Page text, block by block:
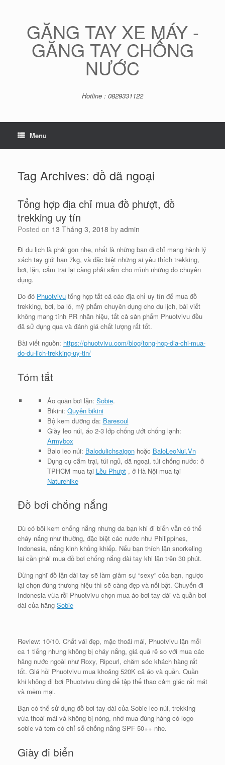
GĂNG TAY XE MÁY -
GĂNG TAY CHỐNG
NƯỚC
Hotline : 0829331122
Menu
Tag Archives: đồ dã ngoại
Tổng hợp địa chỉ mua đồ phượt, đồ
trekking uy tín
Posted on 13 Tháng 3, 2018 by admin
Đi du lịch là phải gọn nhẹ, nhất là những bạn đi chỉ mang hành lý
xách tay giới hạn 7kg, và đặc biệt những ai yêu thích trekking,
bơi, lặn, cắm trại lại càng phải sắm cho mình những đồ chuyên
dụng.
Do đó Phuotvivu tổng hợp tất cả các địa chỉ uy tín để mua đồ
trekking, bơi, ba lô, mỹ phẩm chuyên dụng cho du lịch, bài viết
không mang tính PR nhãn hiệu, tất cả sản phẩm Phuotvivu đều
đã sử dụng qua và đánh giá chất lượng rất tốt.
Bài viết nguồn: https://phuotvivu.com/blog/tong-hop-dia-chi-mua-
do-du-lich-trekking-uy-tin/
Tóm tắt
Áo quần bơi lặn: Sobie.
Bikini: Quyên bikini
Bộ kem dưỡng da: Baresoul
Giày leo núi, áo 2-3 lớp chống ướt chống lạnh:
Armybox
Balo leo núi: Balodulichsaigonhoặc BaloLeoNui.Vn
Dụng cụ cắm trại, túi ngủ, dã ngoại, túi chống nước: ở
TPHCM mua tại Lều Phượt, ở Hà Nội mua tại
Naturehike
Đồ bơi chống nắng
Dù có bôi kem chống nắng nhưng da bạn khi đi biển vẫn có thể
cháy nắng như thường, đặc biệt các nước như Philippines,
Indonesia, nắng kinh khủng khiếp. Nếu bạn thích lặn snorkeling
lại cần phải mua đồ bơi chống nắng dài tay khi lặn trên 30 phút.
Đừng nghĩ đồ lặn dài tay sẽ làm giảm sự “sexy” của bạn, ngược
lại chọn đúng thương hiệu thì sẽ càng đẹp và nổi bật. Chuyến đi
Indonesia vừa rồi Phuotvivu chọn mua áo bơi tay dài và quần bơi
dài của hãng Sobie
Review: 10/10. Chất vải đẹp, mặc thoải mái, Phuotvivu lặn mỗi
ca 1 tiếng nhưng không bị cháy nắng, giá quá rẻ so với mua các
hãng nước ngoài như Roxy, Ripcurl, chăm sóc khách hàng rất
tốt. Giá hồi Phuotvivu mua khoảng 520K cả áo và quần. Quần
khi không đi bơi Phuotvivu dùng để tập thể thao cảm giác rất mát
và mềm mại.
Bạn có thể sử dụng đồ bơi tay dài của Sobie leo núi, trekking
vừa thoải mái và không bị nóng, nhớ mua đúng hàng có logo
sobie và tem có chỉ số chống nắng SPF 50++ nhe.
Giày đi biển